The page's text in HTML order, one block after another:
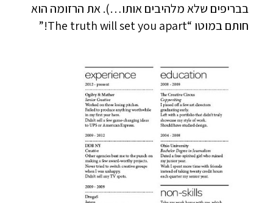
בבריפים שלא מלהיבים אותו…). את הרזומה הוא
חותם במוטו “The truth will set you apart!”